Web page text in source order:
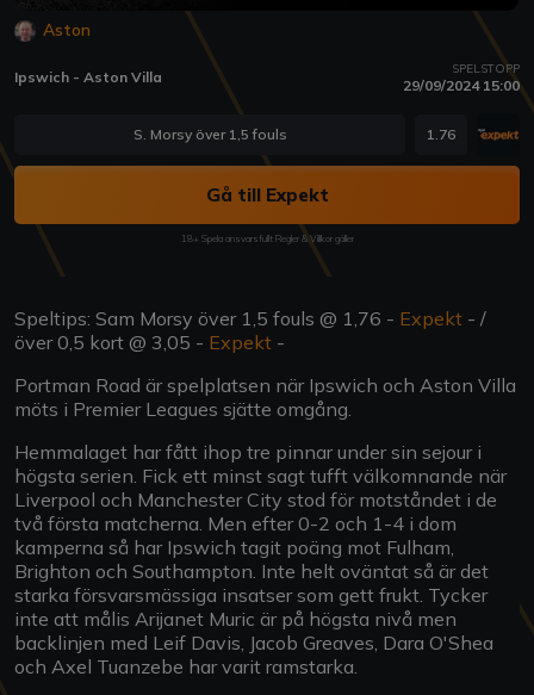
Aston
Ipswich - Aston Villa SPELSTOPP
29/09/2024 15:00
S. Morsy över 1,5 fouls 1.76
Gå till Expekt
18+ Spela ansvarsfullt Regler & Villkor gäller
Speltips: Sam Morsy över 1,5 fouls @ 1,76 - Expekt - /
över 0,5 kort @ 3,05 - Expekt -
Portman Road är spelplatsen när Ipswich och Aston Villa
möts i Premier Leagues sjätte omgång.
Hemmalaget har fått ihop tre pinnar under sin sejour i
högsta serien. Fick ett minst sagt tufft välkomnande när
Liverpool och Manchester City stod för motståndet i de
två första matcherna. Men efter 0-2 och 1-4 i dom
kamperna så har Ipswich tagit poäng mot Fulham,
Brighton och Southampton. Inte helt oväntat så är det
starka försvarsmässiga insatser som gett frukt. Tycker
inte att målis Arijanet Muric är på högsta nivå men
backlinjen med Leif Davis, Jacob Greaves, Dara O'Shea
och Axel Tuanzebe har varit ramstarka.